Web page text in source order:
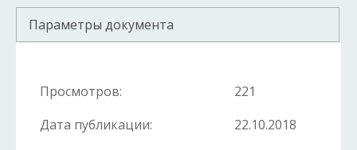
Параметры документа
Просмотров:
221
Дата публикации:
22.10.2018